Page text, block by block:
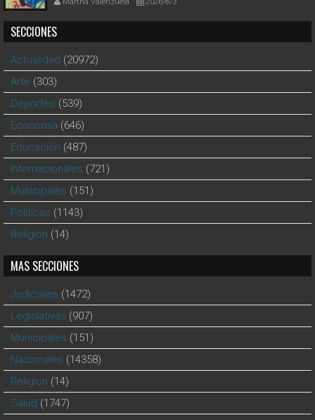
Martha Valenzuela 2026/8/3
SECCIONES
Actualidad (20972)
Arte (303)
Deportes (539)
Economía (646)
Educación (487)
Internacionales (721)
Municipales (151)
Polìticas (1143)
Religion (14)
MAS SECCIONES
Judiciales (1472)
Legislativas (907)
Municipales (151)
Nacionales (14358)
Religion (14)
Salud (1747)